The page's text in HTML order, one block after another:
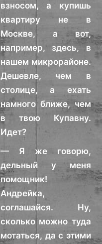
взносом, а купишь
квартиру не в
Москве, а вот,
например, здесь, в
нашем микрорайоне.
Дешевле, чем в
столице, а ехать
намного ближе, чем
в твою Купавну.
Идет?
— Я же говорю,
дельный у меня
помощник!
Андрейка,
соглашайся. Ну,
сколько можно туда
мотаться, да с этими